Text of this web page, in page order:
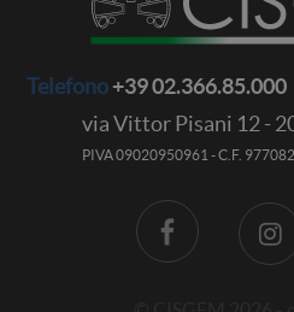
Telefono+39 02.366.85.000
via Vittor Pisani 12-
PIVA 09020950961 - C.F.